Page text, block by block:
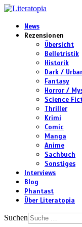
News
Rezensionen
Übersicht
Belletristik
Historik
Dark /
Fantasy
Horror /
Science
Thriller
Krimi
Comic
Manga
Anime
Sachbuch
Sonstiges
Interviews
Blog
Phantast
Über Literatopia
Suchen